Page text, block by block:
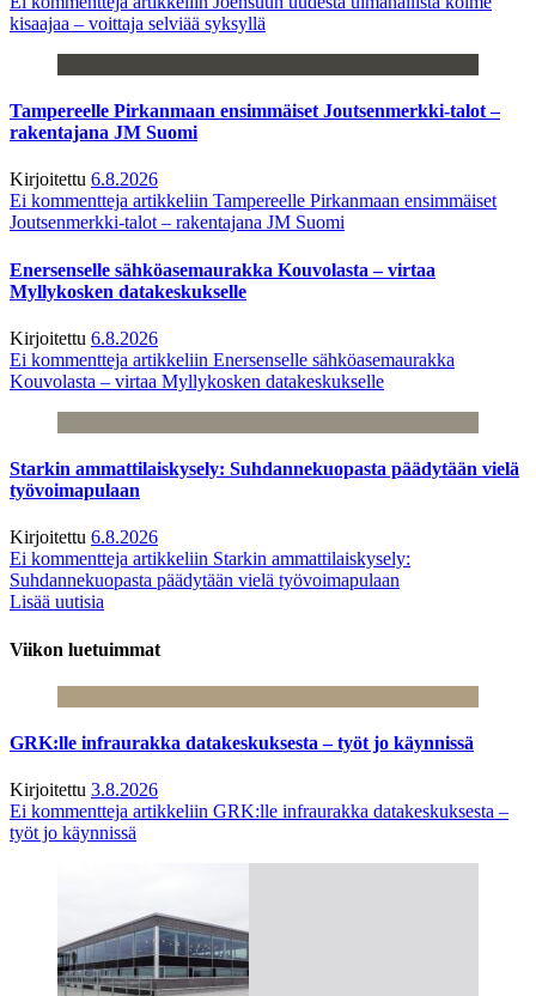
kisaajaa – voittaja selviää syksyllä
Tampereelle Pirkanmaan ensimmäiset Joutsenmerkki-talot –
rakentajana JM Suomi
Kirjoitettu 6.8.2026
Ei kommentteja artikkeliin Tampereelle Pirkanmaan ensimmäiset
Joutsenmerkki-talot – rakentajana JM Suomi
Enersenselle sähköasemaurakka Kouvolasta – virtaa
Myllykosken datakeskukselle
Kirjoitettu 6.8.2026
Ei kommentteja artikkeliin Enersenselle sähköasemaurakka
Kouvolasta – virtaa Myllykosken datakeskukselle
Starkin ammattilaiskysely: Suhdannekuopasta päädytään vielä
työvoimapulaan
Kirjoitettu 6.8.2026
Ei kommentteja artikkeliin Starkin ammattilaiskysely:
Suhdannekuopasta päädytään vielä työvoimapulaan
Lisää uutisia
Viikon luetuimmat
GRK:lle infraurakka datakeskuksesta – työt jo käynnissä
Kirjoitettu 3.8.2026
Ei kommentteja artikkeliin GRK:lle infraurakka datakeskuksesta –
työt jo käynnissä